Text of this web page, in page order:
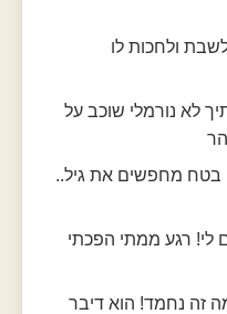
ולחכות לו
לא נורמלי שוכב על
בטח מחפשים את גיל..
לי! רגע ממתי הפכתי
מה זה נחמד! הוא דיבר